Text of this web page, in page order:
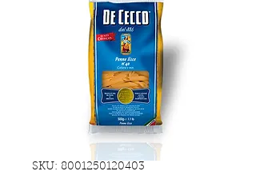
SKU: 8001250120403